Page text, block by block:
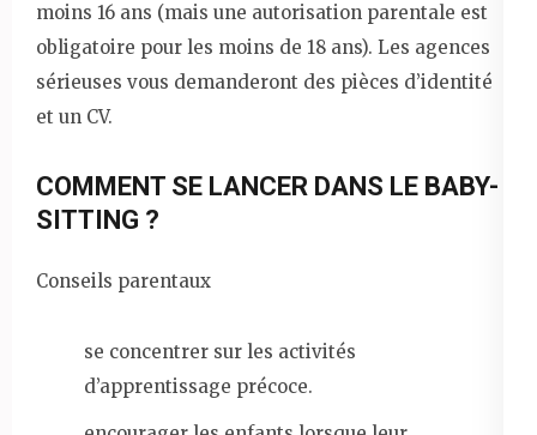
moins 16 ans (mais une autorisation parentale est
obligatoire pour les moins de 18 ans). Les agences
sérieuses vous demanderont des pièces d’identité
et un CV.
COMMENT SE LANCER DANS LE BABY-
SITTING ?
Conseils parentaux
se concentrer sur les activités
d’apprentissage précoce.